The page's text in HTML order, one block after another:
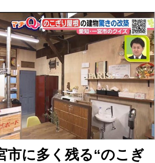
「売れっ子」になっているので、
のではないでしょうか。 エブリ
の両親のもと愛知県豊橋市で生ま
を東郷町で過ごしました。メ～テ
１３歳、中学１年の時から取材を
学校の校長室で初めて会った時、
と、強い意思を感じさせるま...
市に多く残る“のこぎ